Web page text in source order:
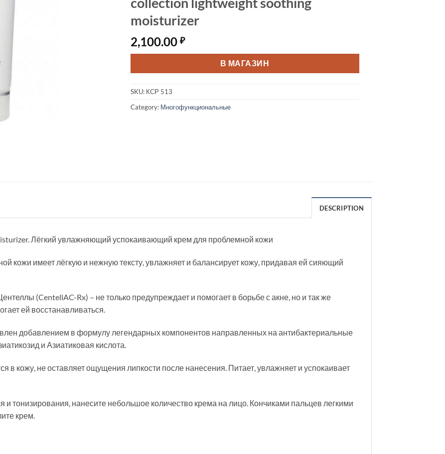
moisturizer
2,100.00 ₽
В МАГАЗИН
SKU: КСР 513
Category: Многофункциональные
DESCRIPTION
Лёгкий увлажняющий успокаивающий крем для проблемной кожи
кожи имеет лёгкую и нежную тексту, увлажняет и балансирует кожу, придавая ей сияющий
(CentellAC-Rx) – не только предупреждает и помогает в борьбе с акне, но и так же
ей восстанавливаться.
добавлением в формулу легендарных компонентов направленных на антибактериальные
и Азиатиковая кислота.
в кожу, не оставляет ощущения липкости после нанесения. Питает, увлажняет и успокаивает
тонизирования, нанесите небольшое количество крема на лицо. Кончиками пальцев легкими
крем.